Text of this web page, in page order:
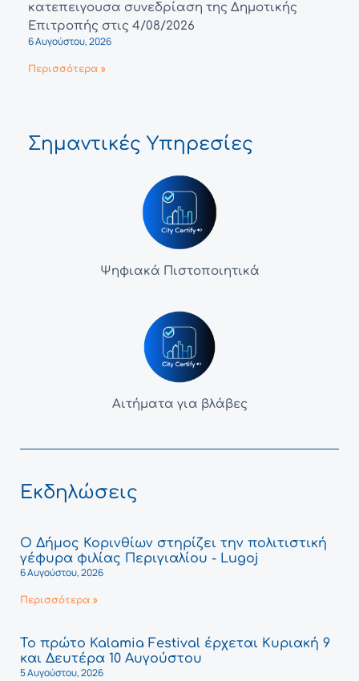
κατεπειγουσα συνεδρίαση της Δημοτικής
Επιτροπής στις 4/08/2026
6 Αυγούστου, 2026
Περισσότερα »
Σημαντικές Υπηρεσίες
Ψηφιακά Πιστοποιητικά
Αιτήματα για βλάβες
Εκδηλώσεις
Ο Δήμος Κορινθίων στηρίζει την πολιτιστική
γέφυρα φιλίας Περιγιαλίου - Lugoj
6 Αυγούστου, 2026
Περισσότερα »
Το πρώτο Kalamia Festival έρχεται Κυριακή 9
και Δευτέρα 10 Αυγούστου
5 Αυγούστου, 2026